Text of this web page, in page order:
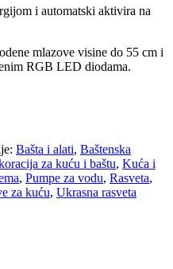
i automatski aktivira na
mlazove visine do 55 cm i
RGB LED diodama.
Bašta i alati, Baštenska
za kuću i baštu, Kuća i
, Pumpe za vodu, Rasveta,
za kuću, Ukrasna rasveta